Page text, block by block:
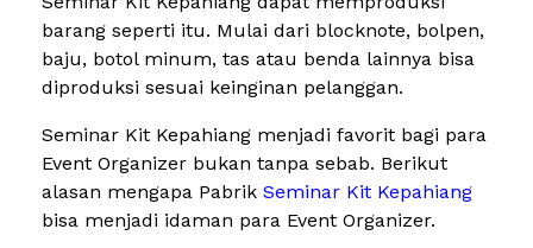
barang seperti itu. Mulai dari blocknote, bolpen,
baju, botol minum, tas atau benda lainnya bisa
diproduksi sesuai keinginan pelanggan.
Seminar Kit Kepahiang menjadi favorit bagi para
Event Organizer bukan tanpa sebab. Berikut
alasan mengapa Pabrik Seminar Kit Kepahiang
bisa menjadi idaman para Event Organizer.